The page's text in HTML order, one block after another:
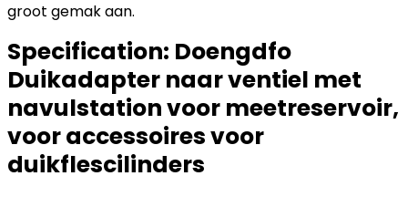
groot gemak aan.
Specification: Doengdfo
Duikadapter naar ventiel met
navulstation voor meetreservoir,
voor accessoires voor
duikflescilinders